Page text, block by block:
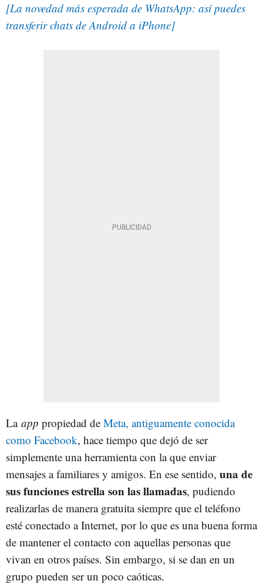
[La novedad más esperada de WhatsApp: así puedes
transferir chats de Android a iPhone]
La app propiedad de Meta, antiguamente conocida
como Facebook, hace tiempo que dejó de ser
simplemente una herramienta con la que enviar
mensajes a familiares y amigos. En ese sentido, una de
sus funciones estrella son las llamadas, pudiendo
realizarlas de manera gratuita siempre que el teléfono
esté conectado a Internet, por lo que es una buena forma
de mantener el contacto con aquellas personas que
vivan en otros países. Sin embargo, si se dan en un
grupo pueden ser un poco caóticas.